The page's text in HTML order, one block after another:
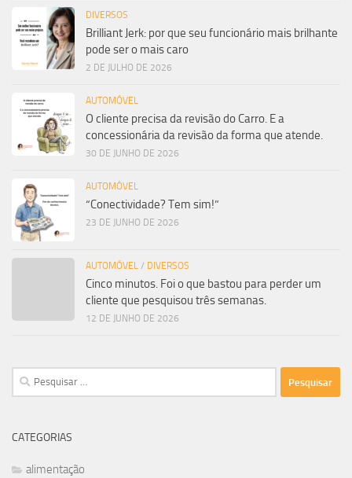
DIVERSOS
Brilliant Jerk: por que seu funcionário mais brilhante
pode ser o mais caro
2 DE JULHO DE 2026
AUTOMÓVEL
O cliente precisa da revisão do Carro. E a
concessionária da revisão da forma que atende.
30 DE JUNHO DE 2026
AUTOMÓVEL
“Conectividade? Tem sim!”
23 DE JUNHO DE 2026
AUTOMÓVEL / DIVERSOS
Cinco minutos. Foi o que bastou para perder um
cliente que pesquisou três semanas.
12 DE JUNHO DE 2026
Pesquisar
por:
CATEGORIAS
alimentação